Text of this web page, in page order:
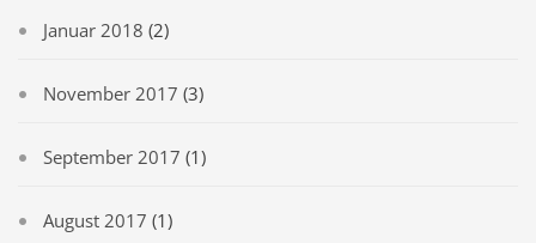
Januar 2018 (2)
November 2017 (3)
September 2017 (1)
August 2017 (1)